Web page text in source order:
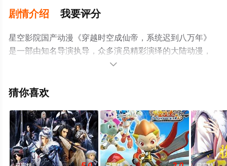
剧情介绍 我要评分
星空影院国产动漫《穿越时空成仙帝，系统迟到八万年》
是一部由知名导演执导，众多演员精彩演绎的大陆动漫，
手机免费观看高清无删减完整版动漫全集就上星空影视，
了解。

猜你喜欢